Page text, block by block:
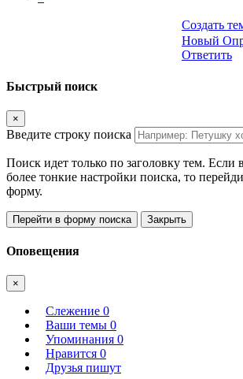
Создать
Новый
Ответить
Быстрый поиск
×
Введите строку поиска
Поиск идет только по заголовку тем. Если
более тонкие настройки поиска, то
форму.
Перейти в форму поиска Закрыть
Оповещения
×
Слежение 0
Ваши темы 0
Упоминания 0
Нравится 0
Друзья пишут